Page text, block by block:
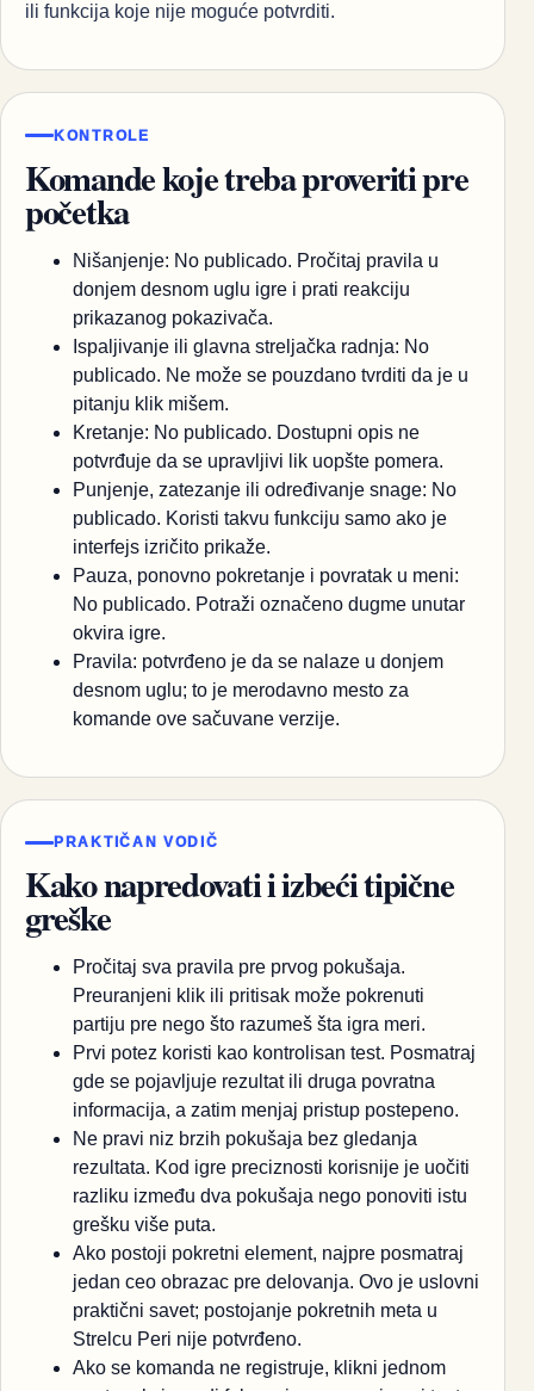
ili funkcija koje nije moguće potvrditi.
KONTROLE
Komande koje treba proveriti pre
početka
Nišanjenje: No publicado. Pročitaj pravila u
donjem desnom uglu igre i prati reakciju
prikazanog pokazivača.
Ispaljivanje ili glavna streljačka radnja: No
publicado. Ne može se pouzdano tvrditi da je u
pitanju klik mišem.
Kretanje: No publicado. Dostupni opis ne
potvrđuje da se upravljivi lik uopšte pomera.
Punjenje, zatezanje ili određivanje snage: No
publicado. Koristi takvu funkciju samo ako je
interfejs izričito prikaže.
Pauza, ponovno pokretanje i povratak u meni:
No publicado. Potraži označeno dugme unutar
okvira igre.
Pravila: potvrđeno je da se nalaze u donjem
desnom uglu; to je merodavno mesto za
komande ove sačuvane verzije.
PRAKTIČAN VODIČ
Kako napredovati i izbeći tipične
greške
Pročitaj sva pravila pre prvog pokušaja.
Preuranjeni klik ili pritisak može pokrenuti
partiju pre nego što razumeš šta igra meri.
Prvi potez koristi kao kontrolisan test. Posmatraj
gde se pojavljuje rezultat ili druga povratna
informacija, a zatim menjaj pristup postepeno.
Ne pravi niz brzih pokušaja bez gledanja
rezultata. Kod igre preciznosti korisnije je uočiti
razliku između dva pokušaja nego ponoviti istu
grešku više puta.
Ako postoji pokretni element, najpre posmatraj
jedan ceo obrazac pre delovanja. Ovo je uslovni
praktični savet; postojanje pokretnih meta u
Strelcu Peri nije potvrđeno.
Ako se komanda ne registruje, klikni jednom